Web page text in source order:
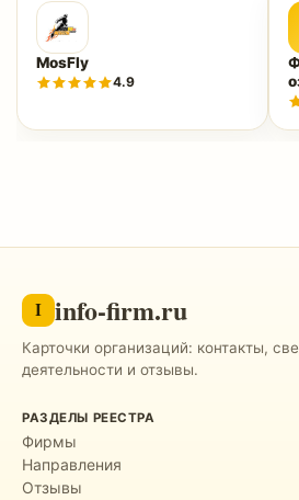
MosFly
4.9
I info-firm.ru
Карточки организаций: контакты,
деятельности и отзывы.
РАЗДЕЛЫ РЕЕСТРА
Фирмы
Направления
Отзывы